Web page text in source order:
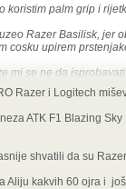
koristim palm grip i
Razer Basilisk, jer
cosku upirem
mi se ne da
od njih (stiglo za 3
Razer i Logitech
ATK F1 Blazing
shvatili da su
Aliju kakvih 60 ojra i